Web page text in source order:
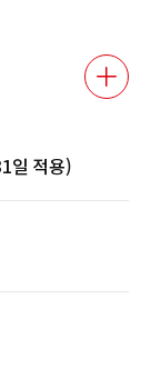
일 적용)